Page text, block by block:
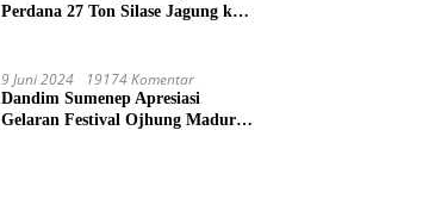
Perdana 27 Ton Silase Jagung ke
9 Juni 2024 19174 Komentar
Dandim Sumenep Apresiasi
Gelaran Festival Ojhung Madura